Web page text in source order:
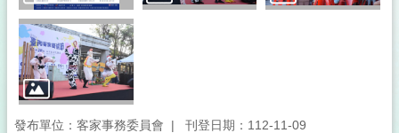
發布單位：客家事務委員會
刊登日期：112-11-09